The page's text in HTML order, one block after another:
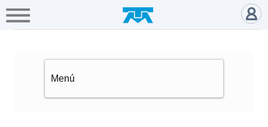
Hogar Empresa Gamers
A+
Telmex